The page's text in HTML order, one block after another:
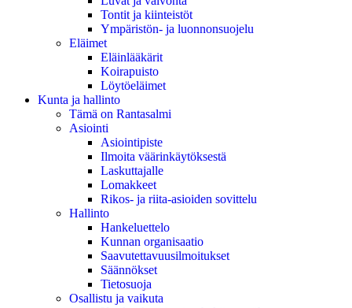
Tontit ja kiinteistöt
Ympäristön- ja luonnonsuojelu
Eläimet
Eläinlääkärit
Koirapuisto
Löytöeläimet
Kunta ja hallinto
Tämä on Rantasalmi
Asiointi
Asiointipiste
Ilmoita väärinkäytöksestä
Laskuttajalle
Lomakkeet
Rikos- ja riita-asioiden sovittelu
Hallinto
Hankeluettelo
Kunnan organisaatio
Saavutettavuusilmoitukset
Säännökset
Tietosuoja
Osallistu ja vaikuta